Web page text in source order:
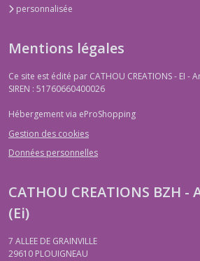
personnalisée
Mentions légales
Ce site est édité par CATHOU CREATIONS - EI -
SIREN : 51760660400026
Hébergement via eProShopping
Gestion des cookies
Données personnelles
CATHOU CREATIONS BZH
(Ei)
7 ALLEE DE GRAINVILLE
29610 PLOUIGNEAU